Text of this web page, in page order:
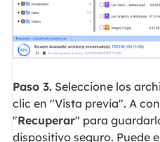
Paso 3.Seleccione los
clic en "Vista previa". A
"Recuperar" para
dispositivo seguro. Puede